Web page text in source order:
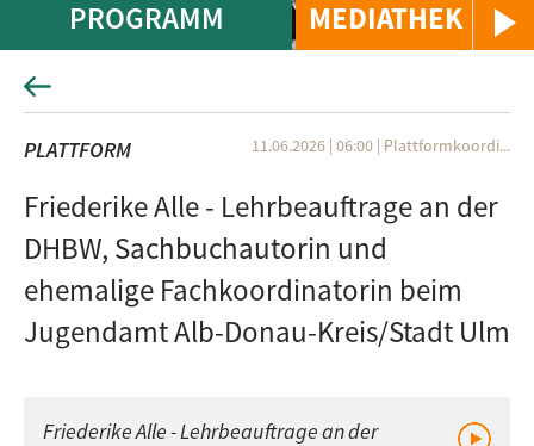
MEDIATHEK
PROGRAMM
PLATTFORM 11.06.2026 | 06:00 | Plattformkoordi...
Friederike Alle - Lehrbeauftrage an der
DHBW, Sachbuchautorin und
ehemalige Fachkoordinatorin beim
Jugendamt Alb-Donau-Kreis/Stadt Ulm
Friederike Alle - Lehrbeauftrage an der